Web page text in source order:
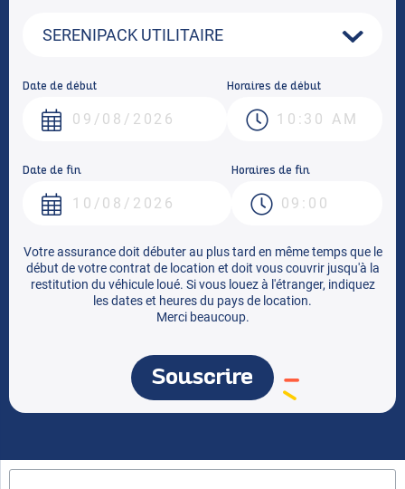
Date de début Horaires de début
Date de fin Horaires de fin
Votre assurance doit débuter au plus tard en même temps que le
début de votre contrat de location et doit vous couvrir jusqu'à la
restitution du véhicule loué. Si vous louez à l'étranger, indiquez
les dates et heures du pays de location.
Merci beaucoup.
Souscrire